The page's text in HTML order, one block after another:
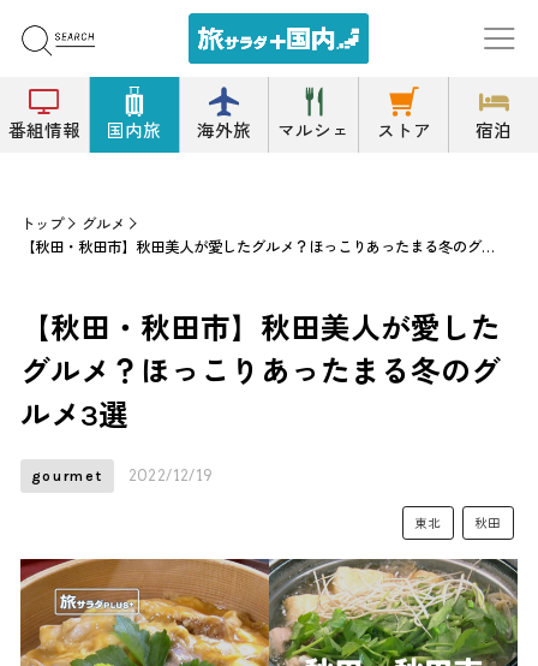
番組情報 国内旅 海外旅 マルシェ ストア 宿泊
トップ
グルメ
【秋田・秋田市】秋田美人が愛したグルメ？ほっこりあったまる冬のグルメ3選
【秋田・秋田市】秋田美人が愛した
グルメ？ほっこりあったまる冬のグ
ルメ3選
gourmet 2022/12/19
東北 秋田